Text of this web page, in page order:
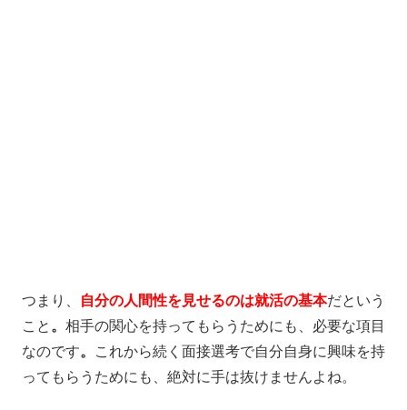
つまり、 自分の人間性を見せるのは就活の基本だという
こと 。 相手の関心を持ってもらうためにも、必要な項目
なのです。
これから続く面接選考で自分自身に興味を持
ってもらうためにも、絶対に手は抜けませんよね。